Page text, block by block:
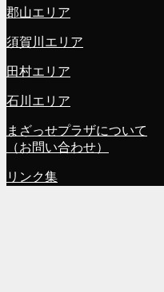
郡山エリア
須賀川エリア
田村エリア
石川エリア
まざっせプラザについて
（お問い合わせ）
リンク集